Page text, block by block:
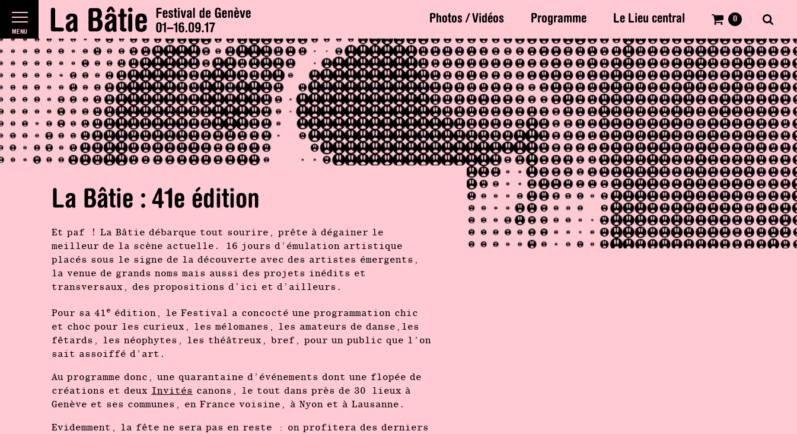
La Bâtie : 41e édition
Et paf ! La Bâtie débarque tout sourire, prête à dégainer le
meilleur de la scène actuelle. 16 jours d’émulation artistique
placés sous le signe de la découverte avec des artistes émergents,
la venue de grands noms mais aussi des projets inédits et
transversaux, des propositions d'ici et d’ailleurs.
Pour sa 41e édition, le Festival a concocté une programmation chic
et choc pour les curieux, les mélomanes, les amateurs de danse,les
fêtards, les néophytes, les théâtreux, bref, pour un public que l’on
sait assoiffé d’art.
Au programme donc, une quarantaine d’événements dont une flopée de
créations et deux Invités canons, le tout dans près de 30 lieux à
Genève et ses communes, en France voisine, à Nyon et à Lausanne.
Evidemment, la fête ne sera pas en reste : on profitera des derniers
MENU
Photos / Vidéos Programme Le Lieu central 0